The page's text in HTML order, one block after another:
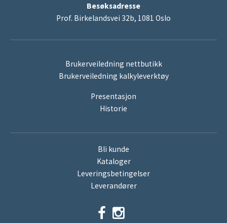
Besøksadresse
Prof. Birkelandsvei 32b, 1081 Oslo
Brukerveiledning nettbutikk
Brukerveiledning kalkyleverktøy
Presentasjon
Historie
Bli kunde
Kataloger
Leveringsbetingelser
Leverandører